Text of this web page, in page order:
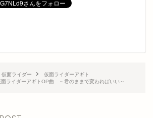
仮面ライダー
仮面ライダーアギト
ライダーアギトOP曲 ～君のままで変わればいい～